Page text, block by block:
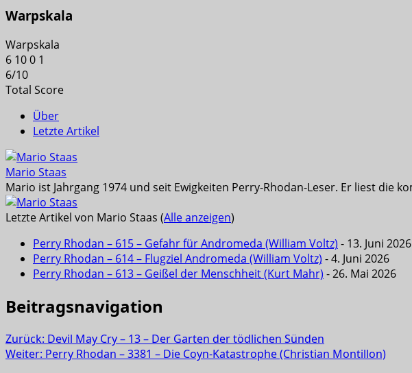
Warpskala
Warpskala
6 100 1
6/10
Total Score
Über
Letzte Artikel
Mario Staas
Mario ist Jahrgang 1974 und seit Ewigkeiten Perry-Rhodan-Leser. Er liest die
Letzte Artikel von Mario Staas (Alle anzeigen)
Perry Rhodan – 615 – Gefahr für Andromeda (William Voltz) - 13. Juni 2026
Perry Rhodan – 614 – Flugziel Andromeda (William Voltz) - 4. Juni 2026
Perry Rhodan – 613 – Geißel der Menschheit (Kurt Mahr) - 26. Mai 2026
Beitragsnavigation
Zurück: Devil May Cry – 13 – Der Garten der tödlichen Sünden
Weiter: Perry Rhodan – 3381 – Die Coyn-Katastrophe (Christian Montillon)